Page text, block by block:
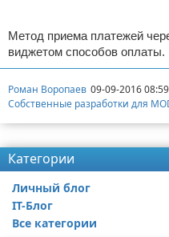
Метод приема платежей
виджетом способов оплаты.
Роман Воропаев 09-09-2016 08:59
Собственные разработки для
Категории
Личный блог
Путешествия и отдых
Автомобили
IT-Блог
Сайтостроение
Все категории